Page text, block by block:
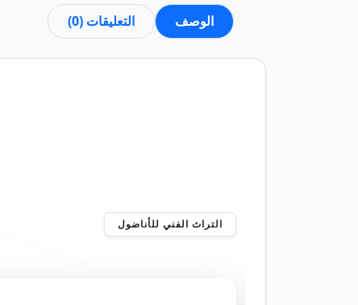
الوصف التعليقات (0)
التراث الفني للأناضول